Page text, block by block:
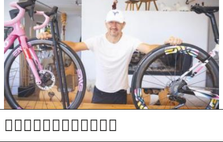
Pogačarjeva kolesa namesto rož in ideja, ki bi na